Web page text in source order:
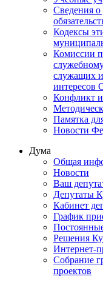
Сведения о
Кодексы
Комиссии
служащих
интересов
Конфликт
Памятка
Новости
Дума
Общая
Новости
Ваш
Депутаты
Кабинет
График
Решения
Интернет-
Собрание
проектов